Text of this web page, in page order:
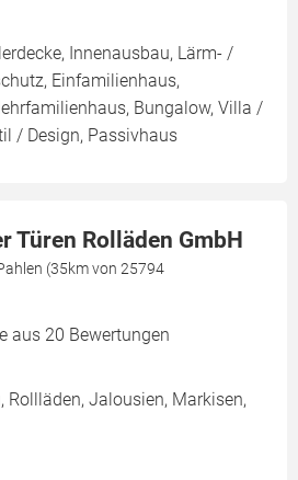
Innenausbau, Lärm- /
Einfamilienhaus,
Bungalow, Villa /
/ Design, Passivhaus
Türen Rolläden GmbH
(35km von 25794
aus 20 Bewertungen
Rollläden, Jalousien, Markisen,